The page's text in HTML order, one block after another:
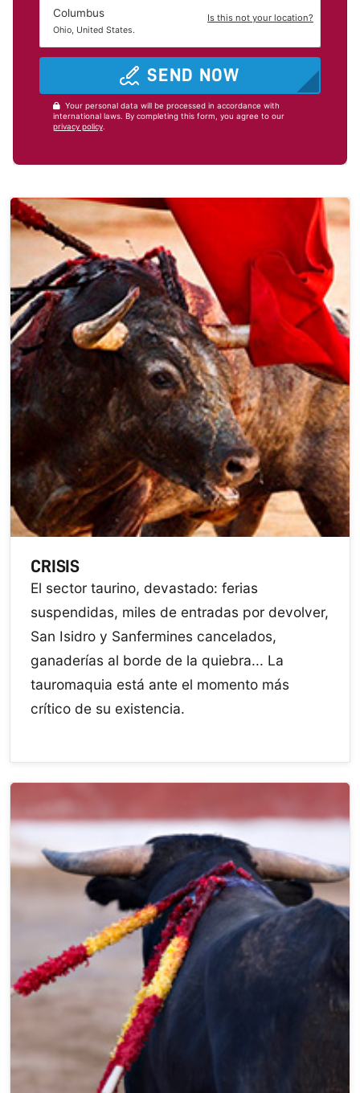
Columbus
Ohio, United States.
Is this not your location?
SEND NOW
Your personal data will be processed in accordance with
international laws. By completing this form, you agree to our
privacy policy.
CRISIS
El sector taurino, devastado: ferias
suspendidas, miles de entradas por devolver,
San Isidro y Sanfermines cancelados,
ganaderías al borde de la quiebra... La
tauromaquia está ante el momento más
crítico de su existencia.